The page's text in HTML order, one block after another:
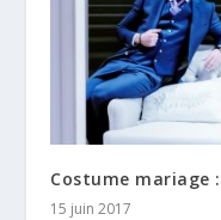
Costume mariage
15 juin 2017